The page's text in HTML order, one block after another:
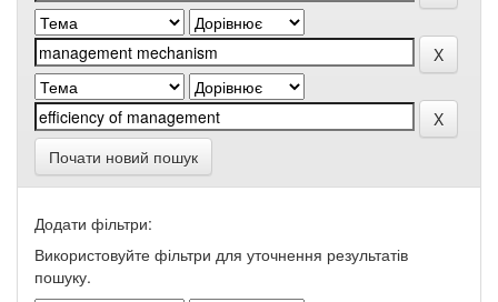
Почати новий пошук
Додати фільтри:
Використовуйте фільтри для уточнення результатів
пошуку.